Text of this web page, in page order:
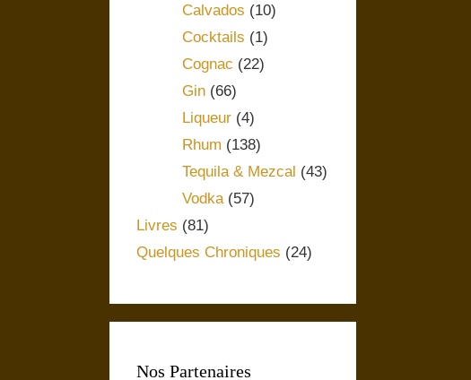
Calvados (10)
Cocktails (1)
Cognac (22)
Gin (66)
Liqueur (4)
Rhum (138)
Tequila & Mezcal (43)
Vodka (57)
Livres (81)
Quelques Chroniques (24)
Nos Partenaires